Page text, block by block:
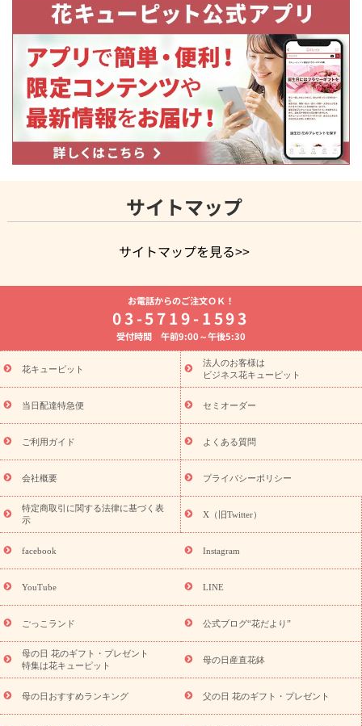
サイトマップ
サイトマップを見る>>
よく贈られる花
お祝いの花特集
誕生日フラワーギフト特集
8月の誕生花(トルコキキョウ)
開店・開業祝い
お供え・お悔やみ お供え・お悔やみの花
通夜・葬儀に贈る花 胡蝶蘭・花鉢
ーブドフラワー
季節のイベント
ひまわり ギフト・プレゼント
特集
お盆 花（新盆・初盆） 季節のイベント
お盆 花（新
盆・初盆）
お盆 花（新盆・初盆）
お盆・お供え 花とセットギ
フト
お盆・お供え プリザーブドフラワー
ひまわり ギフト・プ
レゼント特集
夏の花贈り・お中元・暑中見舞い 花のギフト特集
敬老の日におくる花ギフト・プレゼント特集
花ギフト・プレゼント特集
敬老の日 花のおすすめランキング
敬
老の日 花鉢植えのギフト・プレゼント特集
敬老の日 花とセットギ
フト・プレゼント特集
敬老の日の花 全てのギフト一覧
キャン
ペーン
映画『ウォーターガーディアンズ』コラボキャンペーン
「きょう誕生日なんです」キャンペーン
誕生日の花を探す
誕生日フラワーギフト 誕生日フラワーギフト特集
(トルコキキョウ)
9月の誕生花(リンドウ)
ら探す
お祝いの花特集 当日配達特急便 お祝い商品一覧
念日
結婚祝い 出産祝い 退院祝い・快気祝い
寿祝い
プチギフト ペットのお祝いフラワー
供え・お悔やみ商品一覧
お供え・お悔やみの花
四十九日法要以
お電話からのご注文ＯＫ！
03-5719-1593
受付時間 午前9:00～午後5:30
花キューピット
法人のお客様は
ビジネス花キューピット
当日配達特急便 セミオーダー
ご利用ガイド よくある質問
会社概要 プライバシーポリシー
特定商取引に関する法律に基づく表
示
X（旧Twitter）
facebook Instagram
YouTube LINE
ごっこランド 公式ブログ“花だより”
母の日 花のギフト・プレゼント
特集は花キューピット
母の日産直花鉢
母の日おすすめランキング 父の日 花のギフト・プレゼント